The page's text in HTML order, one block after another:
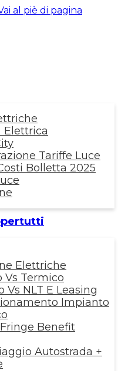
al piè di pagina
Elettrica
Tariffe Luce
Bolletta 2025
Elettriche
Vs Termico
Vs NLT E Leasing
Impianto
Benefit
Autostrada +